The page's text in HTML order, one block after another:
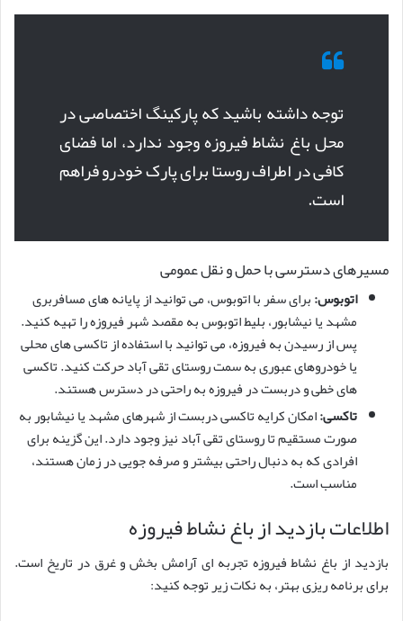
توجه داشته باشید که پارکینگ اختصاصی در
محل باغ نشاط فیروزه وجود ندارد، اما فضای
کافی در اطراف روستا برای پارک خودرو فراهم
است.
مسیرهای دسترسی با حمل و نقل عمومی
اتوبوس:برای سفر با اتوبوس، می توانید از پایانه های مسافربری
مشهد یا نیشابور، بلیط اتوبوس به مقصد شهر فیروزه را تهیه کنید.
پس از رسیدن به فیروزه، می توانید با استفاده از تاکسی های محلی
یا خودروهای عبوری به سمت روستای تقی آباد حرکت کنید. تاکسی
های خطی و دربست در فیروزه به راحتی در دسترس هستند.
تاکسی:امکان کرایه تاکسی دربست از شهرهای مشهد یا نیشابور به
صورت مستقیم تا روستای تقی آباد نیز وجود دارد. این گزینه برای
افرادی که به دنبال راحتی بیشتر و صرفه جویی در زمان هستند،
مناسب است.
اطلاعات بازدید از باغ نشاط فیروزه
بازدید از باغ نشاط فیروزه تجربه ای آرامش بخش و غرق در تاریخ است.
برای برنامه ریزی بهتر، به نکات زیر توجه کنید: